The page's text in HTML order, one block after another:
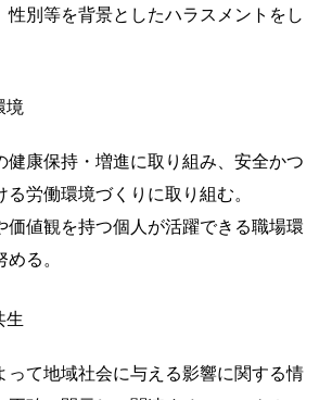
性別等を背景としたハラスメントをし
境
健康保持・増進に取り組み、安全かつ
労働環境づくりに取り組む。
価値観を持つ個人が活躍できる職場環
る。
生
って地域社会に与える影響に関する情